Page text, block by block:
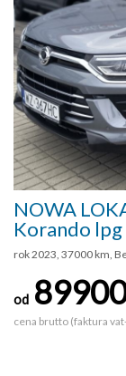
NOWA
Korando
rok 2023, 37000 km,
od
cena brutto (faktura